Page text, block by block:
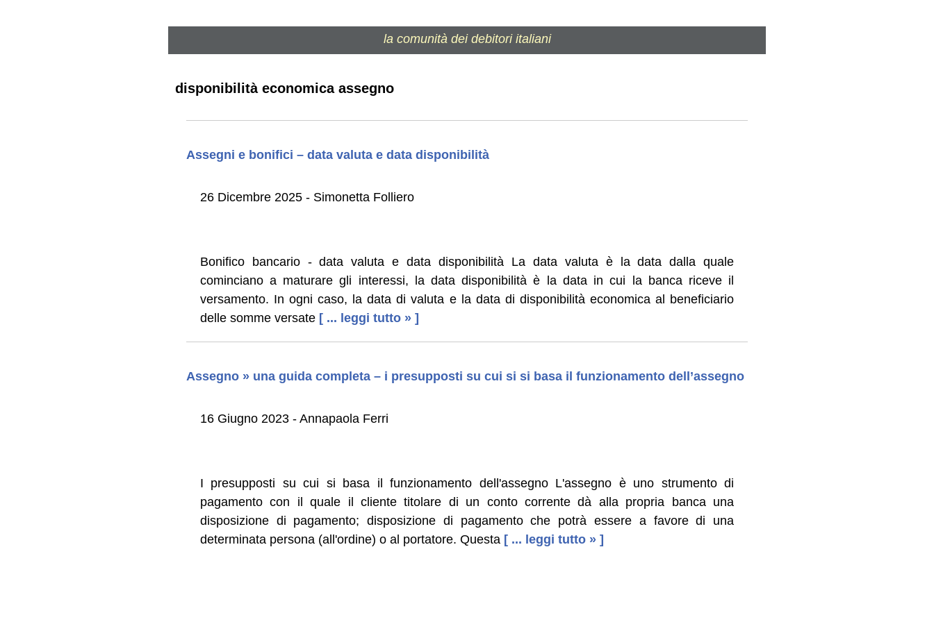
la comunità dei debitori italiani
disponibilità economica assegno
Assegni e bonifici – data valuta e data disponibilità
26 Dicembre 2025 - Simonetta Folliero
Bonifico bancario - data valuta e data disponibilità La data valuta è la data dalla quale
cominciano a maturare gli interessi, la data disponibilità è la data in cui la banca riceve il
versamento. In ogni caso, la data di valuta e la data di disponibilità economica al beneficiario
delle somme versate [ ... leggi tutto » ]
Assegno » una guida completa – i presupposti su cui si si basa il funzionamento dell’assegno
16 Giugno 2023 - Annapaola Ferri
I presupposti su cui si basa il funzionamento dell'assegno L'assegno è uno strumento di
pagamento con il quale il cliente titolare di un conto corrente dà alla propria banca una
disposizione di pagamento; disposizione di pagamento che potrà essere a favore di una
determinata persona (all'ordine) o al portatore. Questa [ ... leggi tutto » ]